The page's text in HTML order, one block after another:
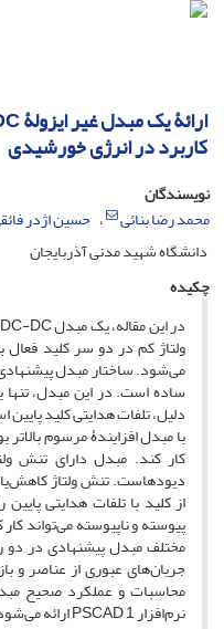
کاربرد در انرژی خورشیدی
نویسندگان
محمد رضا بنائی
حسین اژدر
دانشگاه شهید مدنی آذربایجان
چکیده
ولتاژ کم در دو سر کلید فعال
می‌شود. ساختار مبدل
ساده است. در این مبدل،
دلیل، تلفات هدایتی کلید
با مبدل افزایندۀ مرسوم
کار کند. مبدل دارای تنش
دیودهاست. تنش ولتاژ
از کلید با تلفات هدایتی
پیوسته و ناپیوسته می‌تواند
مختلف مبدل پیشنهادی در دو
جریان‌های عبوری از عناصر و
محاسبات و عملکرد صحیح
نرم‌افزار 1 PSCAD ارائه می‌شود.